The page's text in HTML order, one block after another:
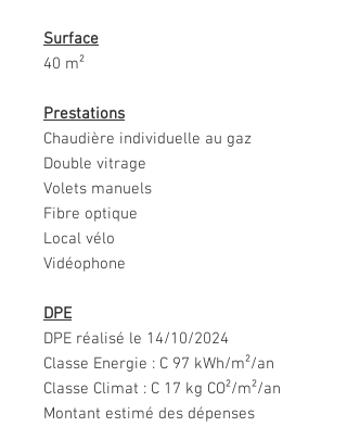
Surface
40 m²
Prestations
Chaudière individuelle au gaz
Double vitrage
Volets manuels
Fibre optique
Local vélo
Vidéophone
DPE
DPE réalisé le 14/10/2024
Classe Energie : C 97 kWh/m²/an
Classe Climat : C 17 kg CO²/m²/an
Montant estimé des dépenses